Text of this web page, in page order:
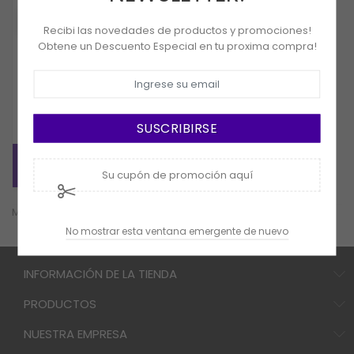
Einhell
Einhell TE-MX 18 LI-SOLO
Mostrando 1-1 de 1 artículo(s)
Recibi las novedades de productos y promociones!
Obtene un Descuento Especial en tu proxima compra!
SUSCRIBIRSE
Su cupón de promoción aquí
No mostrar esta ventana emergente de nuevo
INFORMACIÓN DE LA TIENDA
PRODUCTOS
NUESTRA EMPRESA